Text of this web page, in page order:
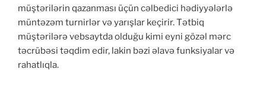
müştərilərin qazanması üçün cəlbedici hədiyyələrlə
müntəzəm turnirlər və yarışlar keçirir. Tətbiq
müştərilərə vebsaytda olduğu kimi eyni gözəl mərc
təcrübəsi təqdim edir, lakin bəzi əlavə funksiyalar və
rahatlıqla.